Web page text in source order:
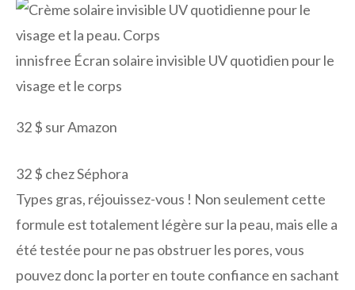
innisfree Écran solaire invisible UV quotidien pour le
visage et le corps
32 $ sur Amazon
32 $ chez Séphora
Types gras, réjouissez-vous ! Non seulement cette
formule est totalement légère sur la peau, mais elle a
été testée pour ne pas obstruer les pores, vous
pouvez donc la porter en toute confiance en sachant